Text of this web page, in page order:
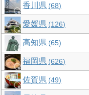
香川県 68
愛媛県 126
高知県 65
福岡県 626
佐賀県 49